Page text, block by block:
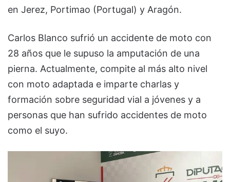
en Jerez, Portimao (Portugal) y Aragón.
Carlos Blanco sufrió un accidente de moto con
28 años que le supuso la amputación de una
pierna. Actualmente, compite al más alto nivel
con moto adaptada e imparte charlas y
formación sobre seguridad vial a jóvenes y a
personas que han sufrido accidentes de moto
como el suyo.